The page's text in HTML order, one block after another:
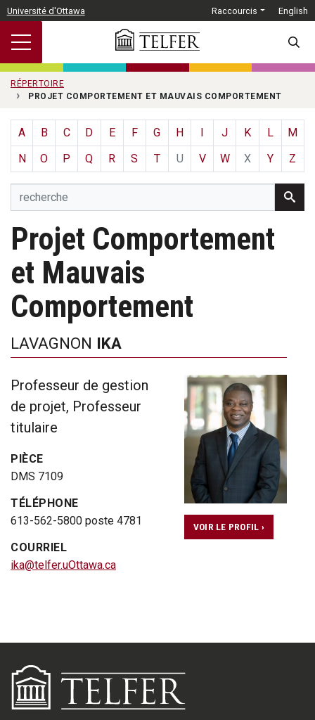
Passer au contenu principal
Université d'Ottawa Raccourcis English
RÉPERTOIRE
PROJET COMPORTEMENT ET MAUVAIS COMPORTEMENT
A B C D E F G H J K L
M
N
O P Q R S T U V W X Y Z
Projet Comportement
et Mauvais
Comportement
LAVAGNON IKA
Professeur de gestion
de projet, Professeur
titulaire
PIÈCE
DMS 7109
TÉLÉPHONE
613-562-5800 poste 4781
COURRIEL
ika@telfer.uOttawa.ca
VOIR LE PROFIL ›